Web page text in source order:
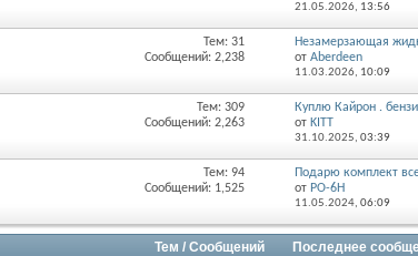
21.05.2026, 13:56
Тем: 31
Сообщений: 2,238
Незамерзающая
от Aberdeen
11.03.2026, 10:09
Тем: 309
Сообщений: 2,263
Куплю Кайрон .
от KITT
31.10.2025, 03:39
Тем: 94
Сообщений: 1,525
Подарю комплект
от РО-6Н
11.05.2024, 06:09
Тем / Сообщений Последнее